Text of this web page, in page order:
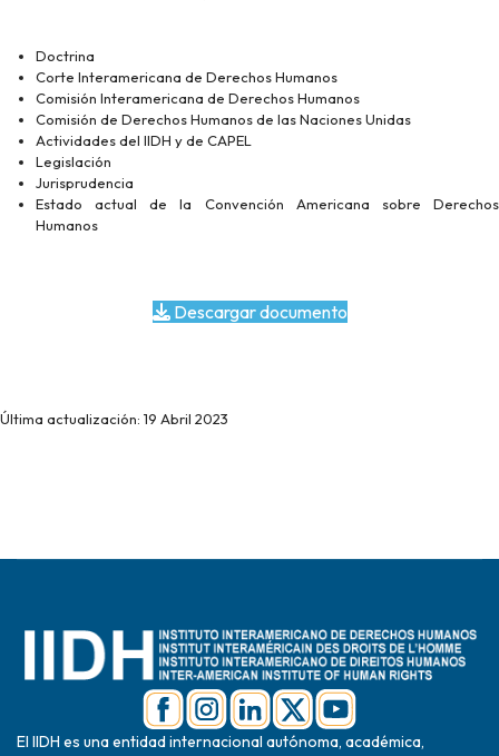
Doctrina
Corte Interamericana de Derechos Humanos
Comisión Interamericana de Derechos Humanos
Comisión de Derechos Humanos de las Naciones Unidas
Actividades del IIDH y de CAPEL
Legislación
Jurisprudencia
Estado actual de la Convención Americana sobre Derechos
Humanos
Descargar documento
Última actualización: 19 Abril 2023
El IIDH es una entidad internacional autónoma, académica,